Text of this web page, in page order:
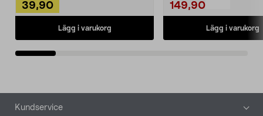
39,90
Lägg i varukorg
149,90
Lägg i varukorg
Sidfot
Kundservice